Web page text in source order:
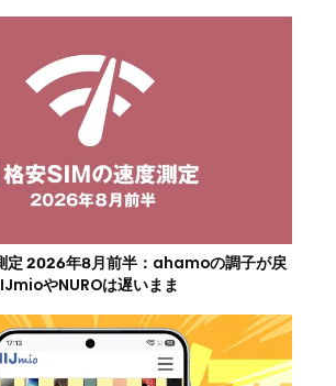
定 2026年8月前半：ahamoの調子が戻
やNUROは遅いまま